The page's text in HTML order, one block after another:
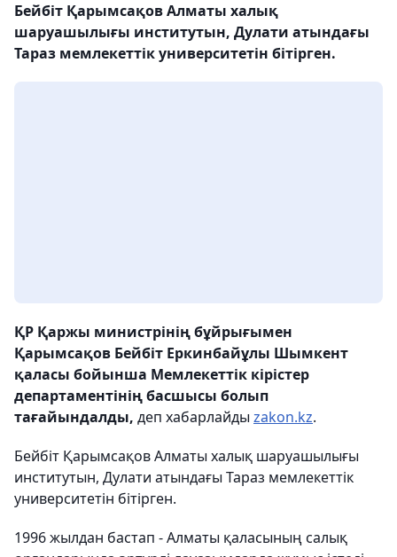
Бейбіт Қарымсақов Алматы халық
шаруашылығы институтын, Дулати атындағы
Тараз мемлекеттік университетін бітірген.
ҚР Қаржы министрінің бұйрығымен
Қарымсақов Бейбіт Еркинбайұлы Шымкент
қаласы бойынша Мемлекеттік кірістер
департаментінің басшысы болып
тағайындалды, деп хабарлайды zakon.kz.
Бейбіт Қарымсақов Алматы халық шаруашылығы
институтын, Дулати атындағы Тараз мемлекеттік
университетін бітірген.
1996 жылдан бастап - Алматы қаласының салық